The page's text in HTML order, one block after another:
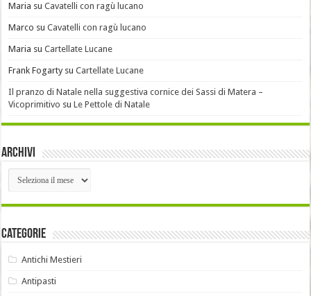
Maria suCavatelli con ragù lucano
Marco suCavatelli con ragù lucano
Maria suCartellate Lucane
Frank FogartysuCartellate Lucane
Il pranzo di Natale nella suggestiva cornice dei Sassi di Matera –
Vicoprimitivo suLe Pettole di Natale
Archivi
Archivi
Categorie
Antichi Mestieri
Antipasti